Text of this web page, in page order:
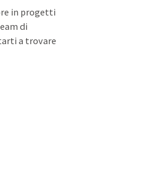
in progetti
di
a trovare